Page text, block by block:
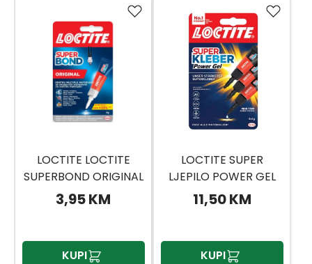
LOCTITE LOCTITE
SUPERBOND ORIGINAL
4GR
3,95 KM
KUPI
LOCTITE SUPER
LJEPILO POWER GEL
3X1G
11,50 KM
KUPI